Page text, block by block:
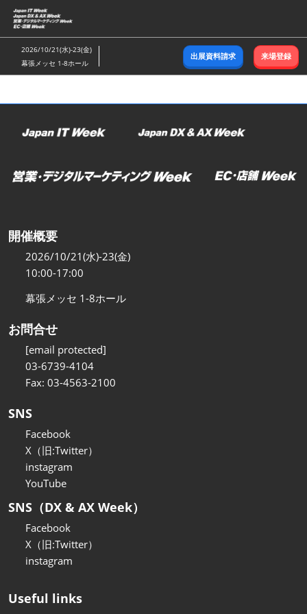
ス
キ
ッ
し
2026/10/21(水)-23(金)
幕張メッセ 1-8ホール
出展資料請求 来場登録
開催概要
2026/10/21(水)-23(金)
10:00-17:00
幕張メッセ 1-8ホール
お問合せ
[email protected]
03-6739-4104
Fax: 03-4563-2100
SNS
Facebook
X（旧:Twitter）
instagram
YouTube
SNS（DX & AX Week）
Facebook
X（旧:Twitter）
instagram
Useful links